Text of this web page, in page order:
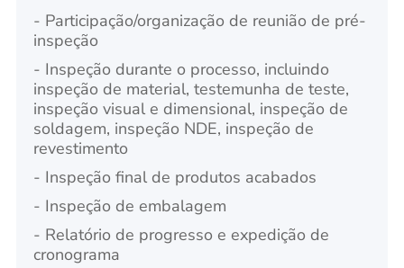
- Participação/organização de reunião de pré-
inspeção
- Inspeção durante o processo, incluindo
inspeção de material, testemunha de teste,
inspeção visual e dimensional, inspeção de
soldagem, inspeção NDE, inspeção de
revestimento
- Inspeção final de produtos acabados
- Inspeção de embalagem
- Relatório de progresso e expedição de
cronograma